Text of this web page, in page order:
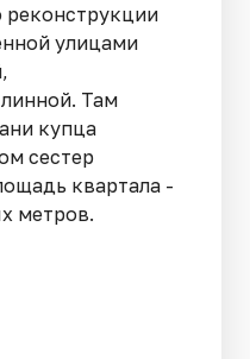
реконструкции
улицами
Там
купца
сестер
квартала -
метров.